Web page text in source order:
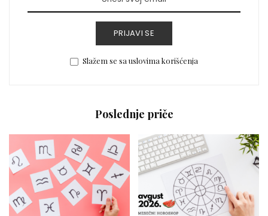
PRIJAVI SE
Slažem se sa uslovima korišćenja
Poslednje priče